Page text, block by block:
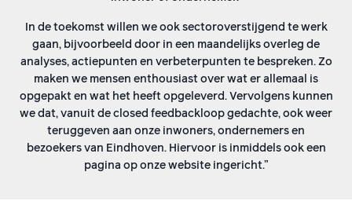
In de toekomst willen we ook sectoroverstijgend te werk
gaan, bijvoorbeeld door in een maandelijks overleg de
analyses, actiepunten en verbeterpunten te bespreken. Zo
maken we mensen enthousiast over wat er allemaal is
opgepakt en wat het heeft opgeleverd. Vervolgens kunnen
we dat, vanuit de closed feedbackloop gedachte, ook weer
teruggeven aan onze inwoners, ondernemers en
bezoekers van Eindhoven. Hiervoor is inmiddels ook een
pagina op onze website ingericht.”